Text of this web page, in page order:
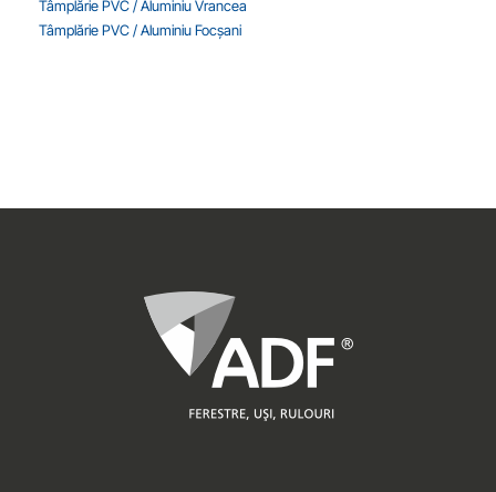
Tâmplărie PVC / Aluminiu Vrancea
Tâmplărie PVC / Aluminiu Focșani